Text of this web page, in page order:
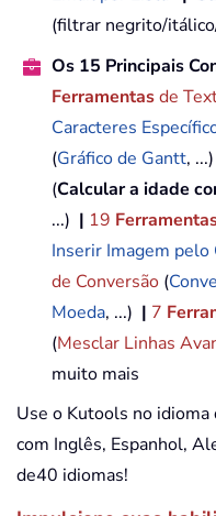
(filtrar negrito/
Os 15 Principais
Ferramentasde
Caracteres
(Gráfico de Gantt, ...)
(Calcular a idade
...) | 19
Inserir Imagem pelo
de Conversão (
Moeda, ...) | 7
(Mesclar Linhas
muito mais
Use o Kutools no
com Inglês, Espanhol,
de40 idiomas!